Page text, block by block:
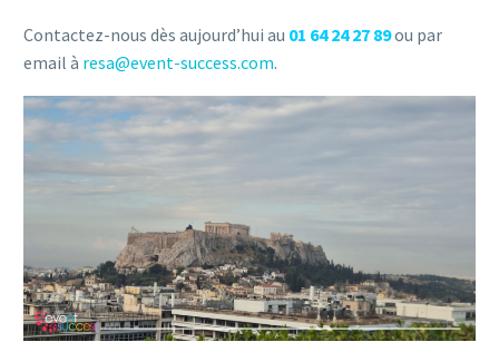
Contactez-nous dès aujourd’hui au 01 64 24 27 89ou par
email à resa@event-success.com.